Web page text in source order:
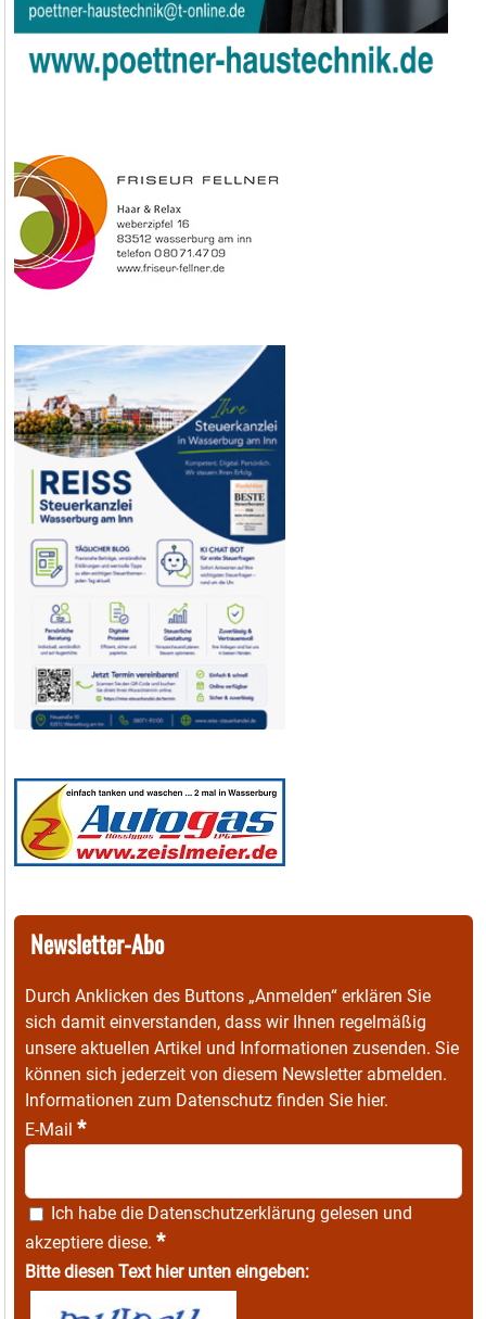
Newsletter-Abo
Durch Anklicken des Buttons „Anmelden“ erklären Sie
sich damit einverstanden, dass wir Ihnen regelmäßig
unsere aktuellen Artikel und Informationen zusenden. Sie
können sich jederzeit von diesem Newsletter abmelden.
Informationen zum Datenschutz finden Sie hier.
E-Mail *
Ich habe die Datenschutzerklärung gelesen und
akzeptiere diese. *
Bitte diesen Text hier unten eingeben: